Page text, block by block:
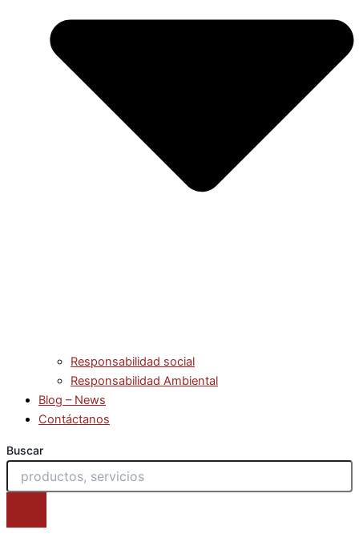
Responsabilidad social
Responsabilidad Ambiental
Blog – News
Contáctanos
Buscar